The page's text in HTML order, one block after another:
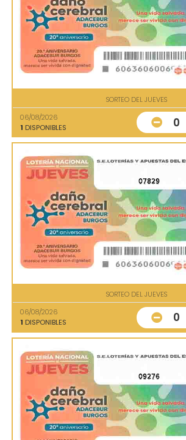
SORTEO DEL JUEVES
06/08/2026
1 DISPONIBLES 0
07829
SORTEO DEL JUEVES
06/08/2026
1 DISPONIBLES 0
09276